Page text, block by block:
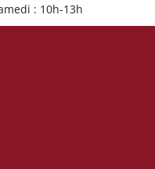
: 10h-13h